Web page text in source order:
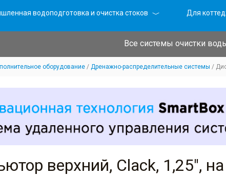
водоподготовка и очистка стоков Для
Все системы очистки
оборудование Дренажно-распределительные системы
верхний, Clack, 1,25",